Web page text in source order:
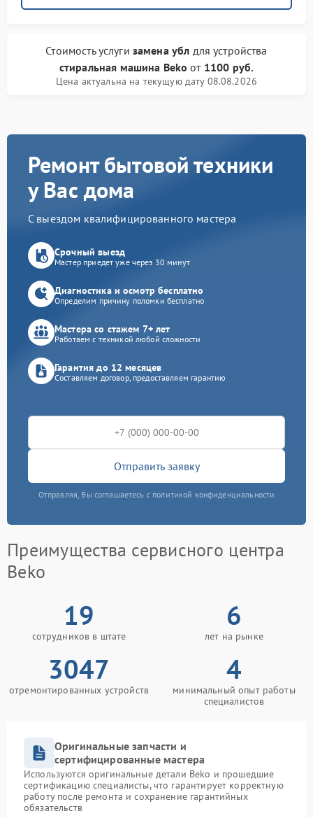
Стоимость услуги замена убл для устройства
стиральная машина Beko от 1100 руб.
Цена актуальна на текущую дату 08.08.2026
Ремонт бытовой техники
у Вас дома
С выездом квалифицированного мастера
Срочный выезд
Мастер приедет уже через 30 минут
Диагностика и осмотр бесплатно
Определим причину поломки бесплатно
Мастера со стажем 7+ лет
Работаем с техникой любой сложности
Гарантия до 12 месяцев
Составляем договор, предоставляем гарантию
Отправить заявку
Отправляя, Вы соглашаетесь с политикой конфиденциальности
Преимущества сервисного центра
Beko
19
сотрудников в штате
6
лет на рынке
3047
отремонтированных устройств
4
минимальный опыт работы
специалистов
Оригинальные запчасти и
сертифицированные мастера
Используются оригинальные детали Beko и прошедшие
сертификацию специалисты, что гарантирует корректную
работу после ремонта и сохранение гарантийных
обязательств